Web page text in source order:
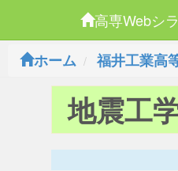
高専Webシ
ホーム
福井工業高
地震工